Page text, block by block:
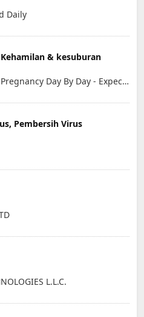
Daily
& kesuburan
HiMommy - Pregnancy Day By Day - Expecting Baby
Pembersih Virus
L.L.C.